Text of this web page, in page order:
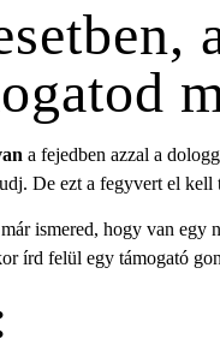
a fejedben azzal a
De ezt a fegyvert el kell
ismered, hogy van egy
írd felül egy támogató